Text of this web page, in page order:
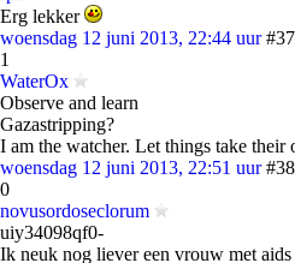
Erg lekker
woensdag 12 juni 2013, 22:44 uur #37
1
WaterOx
Observe and learn
Gazastripping?
I am the watcher. Let things take their
woensdag 12 juni 2013, 22:51 uur #38
0
novusordoseclorum
uiy34098qf0-
Ik neuk nog liever een vrouw met aids